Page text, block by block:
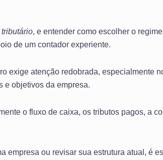
, e entender como escolher o
de um contador experiente.
exige atenção redobrada, especialmente
e objetivos da empresa.
o fluxo de caixa, os tributos pagos, a
empresa ou revisar sua estrutura atual, é